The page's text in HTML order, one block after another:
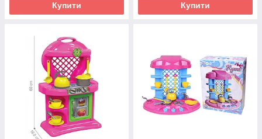
Купити Купити